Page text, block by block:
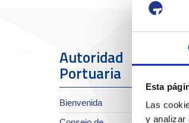
Esta
Las
y analizar
Autoridad
Portuaria
Bienvenida